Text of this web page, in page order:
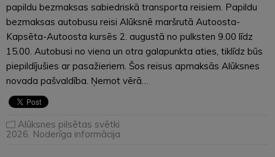
papildu bezmaksas sabiedriskā transporta reisiem. Papildu
bezmaksas autobusu reisi Alūksnē maršrutā Autoosta-
Kapsēta-Autoosta kursēs 2. augustā no pulksten 9.00 līdz
15.00. Autobusi no viena un otra galapunkta aties, tiklīdz būs
piepildījušies ar pasažieriem. Šos reisus apmaksās Alūksnes
novada pašvaldība. Ņemot vērā…
Alūksnes pilsētas svētki
2026 Noderīga informācija